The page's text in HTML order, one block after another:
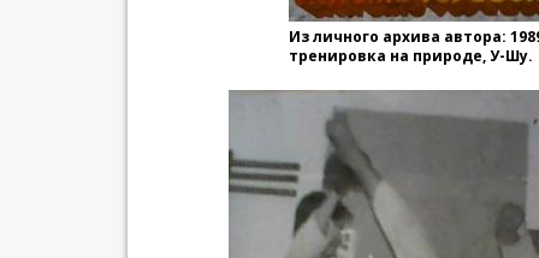
Из личного архива автора:
тренировка на природе, У-Шу.